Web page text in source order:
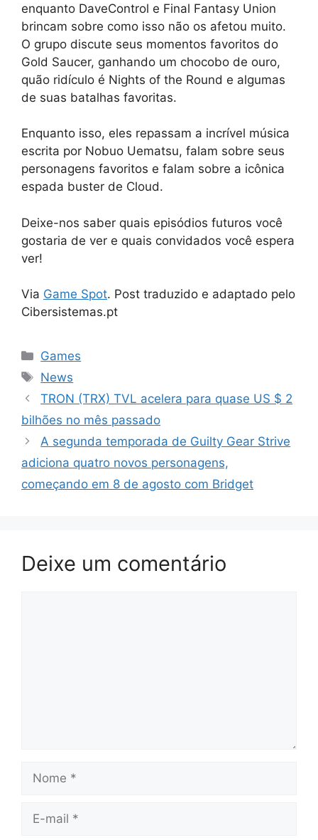
enquanto DaveControl e Final Fantasy Union
brincam sobre como isso não os afetou muito.
O grupo discute seus momentos favoritos do
Gold Saucer, ganhando um chocobo de ouro,
quão ridículo é Nights of the Round e algumas
de suas batalhas favoritas.
Enquanto isso, eles repassam a incrível música
escrita por Nobuo Uematsu, falam sobre seus
personagens favoritos e falam sobre a icônica
espada buster de Cloud.
Deixe-nos saber quais episódios futuros você
gostaria de ver e quais convidados você espera
ver!
Via Game Spot. Post traduzido e adaptado pelo
Cibersistemas.pt
Categorias
Games
Tags
News
TRON (TRX) TVL acelera para quase US $ 2
bilhões no mês passado
A segunda temporada de Guilty Gear Strive
adiciona quatro novos personagens,
começando em 8 de agosto com Bridget
Deixe um comentário
Nome